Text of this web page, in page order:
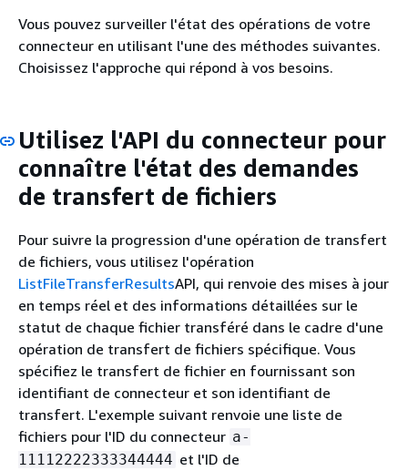
Vous pouvez surveiller l'état des opérations de votre
connecteur en utilisant l'une des méthodes suivantes.
Choisissez l'approche qui répond à vos besoins.
Utilisez l'API du connecteur pour
connaître l'état des demandes
de transfert de fichiers
Pour suivre la progression d'une opération de transfert
de fichiers, vous utilisez l'opération
ListFileTransferResultsAPI, qui renvoie des mises à jour
en temps réel et des informations détaillées sur le
statut de chaque fichier transféré dans le cadre d'une
opération de transfert de fichiers spécifique. Vous
spécifiez le transfert de fichier en fournissant son
identifiant de connecteur et son identifiant de
transfert. L'exemple suivant renvoie une liste de
fichiers pour l'ID du connecteur a-
11112222333344444 et l'ID de